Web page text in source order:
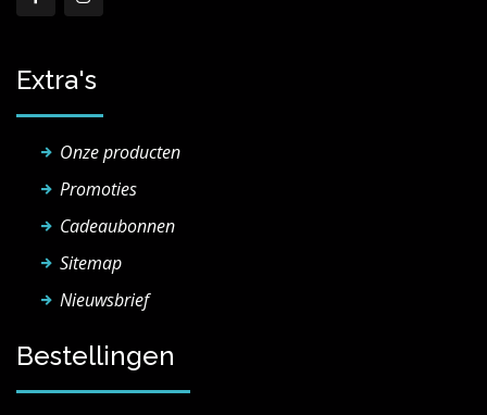
Extra's
Onze producten
Promoties
Cadeaubonnen
Sitemap
Nieuwsbrief
Bestellingen